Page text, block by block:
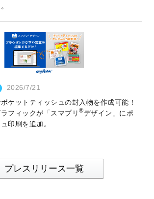
2026/7/21
ケットティッシュの封入物を作成可能！
フィックが「スマプリ ®デザイン」にポ
印刷を追加。
プレスリリース一覧